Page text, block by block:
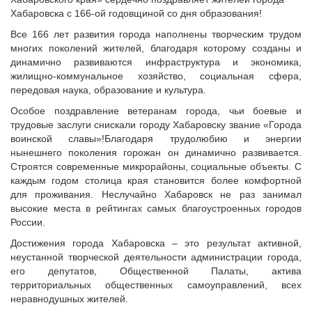
ПОЗДРАВЛЕНИЯ
Исполнительная дирекция
Ревизионная комиссия
Палаты Совета
Комитеты Совета
Правление Совета
Обработка персональных данных
Партнеры Совета
Полезные ссылки
Инвестиционные порталы муниципальных образований
Контактная информация
НОВОСТИ
СМИ о нас
МЕТОДИЧЕСКИЙ РАЗДЕЛ
Опыт регионов
Методические материалы
Опыт муниципалитетов
Хабаровска с 166-ой годовщиной со дня образования!
Все 166 лет развития города наполнены творческим трудом
многих поколений жителей, благодаря которому созданы и
динамично развиваются инфраструктура и экономика,
жилищно-коммунальное хозяйство, социальная сфера,
передовая наука, образование и культура.
Особое поздравление ветеранам города, чьи боевые и
трудовые заслуги снискали городу Хабаровску звание «Города
воинской славы»!Благодаря трудолюбию и энергии
нынешнего поколения горожан он динамично развивается.
Строятся современные микрорайоны, социальные объекты. С
каждым годом столица края становится более комфортной
для проживания. Неслучайно Хабаровск не раз занимал
высокие места в рейтингах самых благоустроенных городов
России.
Достижения города Хабаровска – это результат активной,
неустанной творческой деятельности администрации города,
его депутатов, Общественной Палаты, актива
территориальных общественных самоуправлений, всех
неравнодушных жителей.